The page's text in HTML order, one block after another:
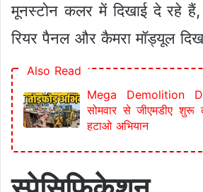
मूनस्टोन कलर में दिखाई दे रहे
रियर पैनल और कैमरा मॉड्यूल
Also Read
Mega Demolition
सोमवार से जीएमडीए शुरू
हटाओ अभियान